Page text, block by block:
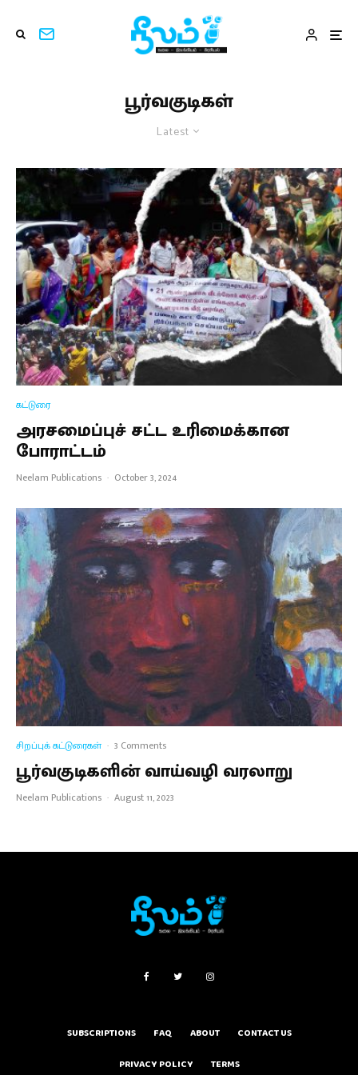
பூர்வகுடிகள்
Latest
கட்டுரை
அரசமைப்புச் சட்ட உரிமைக்கான
போராட்டம்
Neelam Publications · October 3, 2024
சிறப்புக் கட்டுரைகள் · 3 Comments
பூர்வகுடிகளின் வாய்வழி வரலாறு
Neelam Publications · August 11, 2023
SUBSCRIPTIONS FAQ ABOUT CONTACT US
PRIVACY POLICY TERMS